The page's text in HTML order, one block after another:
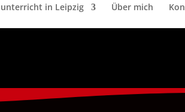
in Leipzig Über mich